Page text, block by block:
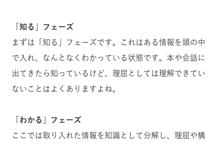
「知る」フェーズ
まずは「知る」フェーズです。これはある情報を頭の中
で入れ、なんとなくわかっている状態です。本や会話に
出てきたら知っているけど、理屈としては理解できてい
ないことはよくありますよね。
「わかる」フェーズ
ここでは取り入れた情報を知識として分解し、理屈や構